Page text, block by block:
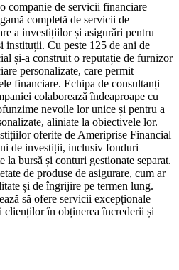
companie de servicii financiare
completă de servicii de
a investițiilor și asigurări pentru
instituții. Cu peste 125 de ani de
și-a construit o reputație de furnizor
personalizate, care permit
financiare. Echipa de consultanți
colaborează îndeaproape cu
nevoile lor unice și pentru a
aliniate la obiectivele lor.
oferite de Ameriprise Financial
de investiții, inclusiv fonduri
la bursă și conturi gestionate separat.
de produse de asigurare, cum ar
și de îngrijire pe termen lung.
să ofere servicii excepționale
în obținerea încrederii și